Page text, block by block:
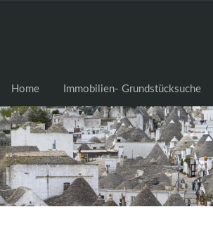
Home Immobilien- Grundstücksuche